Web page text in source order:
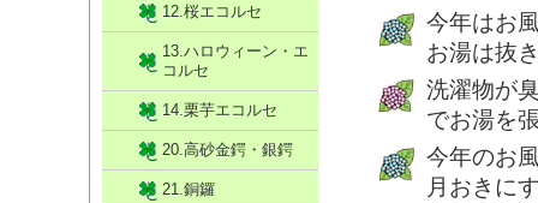
今年はお
お湯は抜
洗濯物が
でお湯を
今年のお
月おきに
12.桜エコルセ
13.ハロウィーン・エ
コルセ
14.栗芋エコルセ
20.高砂金鍔・銀鍔
21.銅鑼